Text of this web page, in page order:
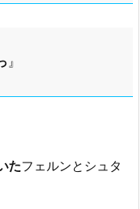
』
たフェルンとシュタ